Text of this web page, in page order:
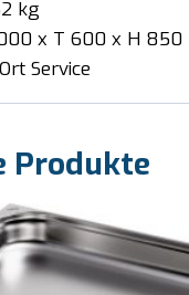
kg
x T 600 x H 850
Service
Produkte